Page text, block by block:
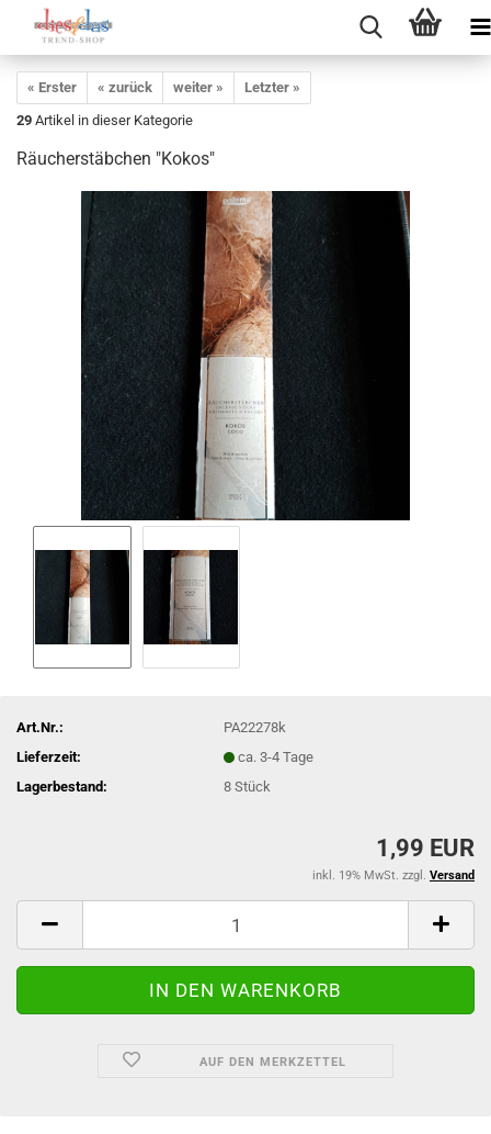
« Erster « zurück weiter »
Letzter »
29 Artikel in dieser Kategorie
Räucherstäbchen "Kokos"
Art.Nr.:
PA22278k
Lieferzeit:
ca. 3-4 Tage
Lagerbestand:
8Stück
1,99 EUR
inkl. 19% MwSt. zzgl. Versand
AUF DEN MERKZETTEL